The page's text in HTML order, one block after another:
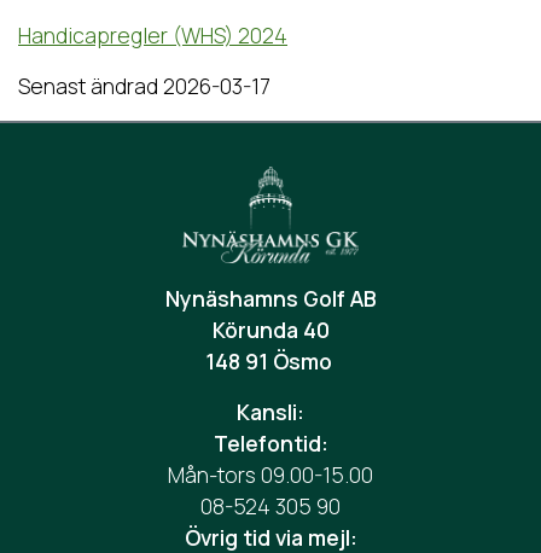
Handicapregler (WHS) 2024
Senast ändrad 2026-03-17
Nynäshamns Golf AB
Körunda 40
148 91 Ösmo
Kansli:
Telefontid:
Mån-tors 09.00-15.00
08-524 305 90
Övrig tid via mejl: